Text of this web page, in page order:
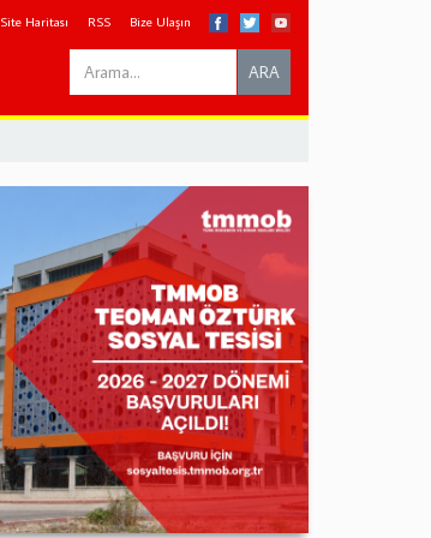
Site Haritası RSS Bize Ulaşın
Search
this
ARA